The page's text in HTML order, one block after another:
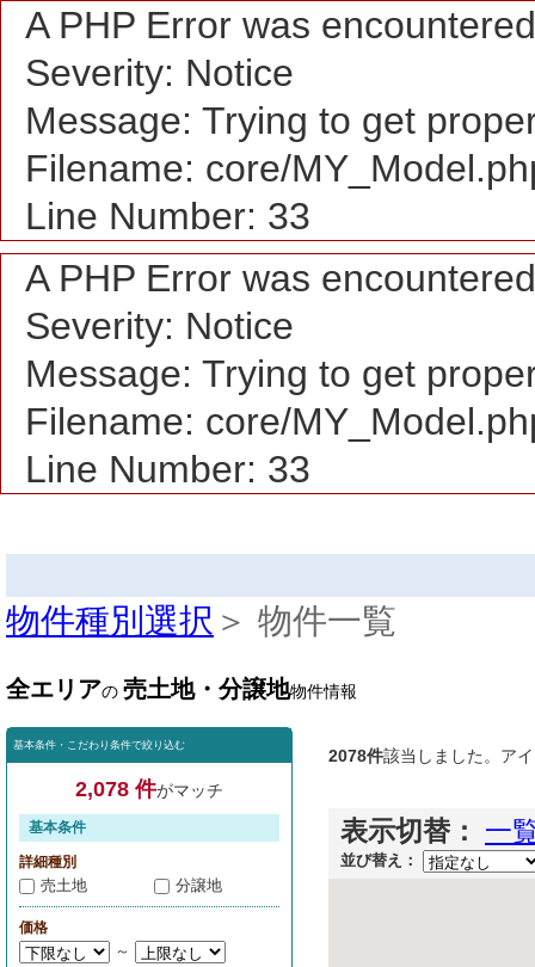
A PHP Error was encountered
Severity: Notice
Message: Trying to get
Filename: core/
Line Number: 33
A PHP Error was encountered
Severity: Notice
Message: Trying to get
Filename: core/
Line Number: 33
物件種別選択 ＞ 物件一覧
全エリアの 売土地・分譲地物件情報
2078件該当しました。ア
表示切替： 一
並び替え：
基本条件・こだわり条件で絞り込む
2,078 件がマッチ
基本条件
詳細種別
売土地 分譲地
価格
～